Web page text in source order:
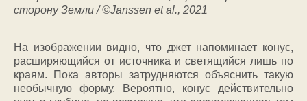
сторону Земли / ©Janssen et al., 2021
На изображении видно, что джет напоминает конус,
расширяющийся от источника и светящийся лишь по
краям. Пока авторы затрудняются объяснить такую
необычную форму. Вероятно, конус действительно